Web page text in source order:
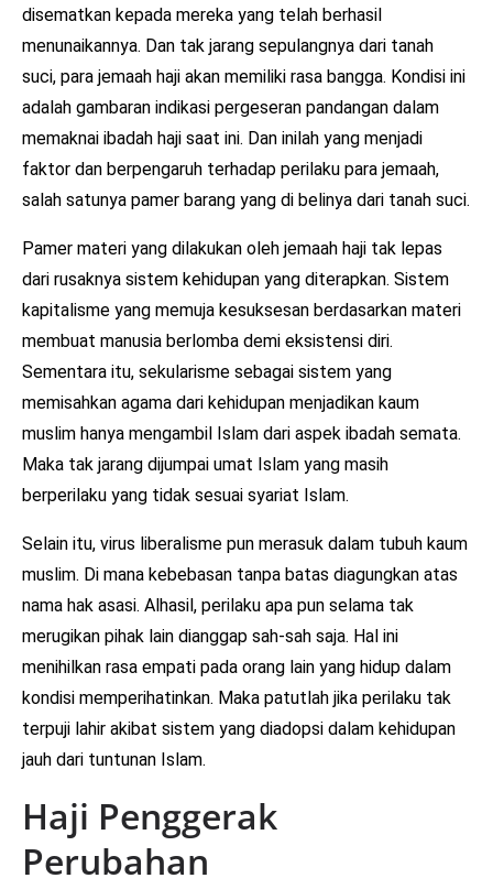
disematkan kepada mereka yang telah berhasil
menunaikannya. Dan tak jarang sepulangnya dari tanah
suci, para jemaah haji akan memiliki rasa bangga. Kondisi ini
adalah gambaran indikasi pergeseran pandangan dalam
memaknai ibadah haji saat ini. Dan inilah yang menjadi
faktor dan berpengaruh terhadap perilaku para jemaah,
salah satunya pamer barang yang di belinya dari tanah suci.
Pamer materi yang dilakukan oleh jemaah haji tak lepas
dari rusaknya sistem kehidupan yang diterapkan. Sistem
kapitalisme yang memuja kesuksesan berdasarkan materi
membuat manusia berlomba demi eksistensi diri.
Sementara itu, sekularisme sebagai sistem yang
memisahkan agama dari kehidupan menjadikan kaum
muslim hanya mengambil Islam dari aspek ibadah semata.
Maka tak jarang dijumpai umat Islam yang masih
berperilaku yang tidak sesuai syariat Islam.
Selain itu, virus liberalisme pun merasuk dalam tubuh kaum
muslim. Di mana kebebasan tanpa batas diagungkan atas
nama hak asasi. Alhasil, perilaku apa pun selama tak
merugikan pihak lain dianggap sah-sah saja. Hal ini
menihilkan rasa empati pada orang lain yang hidup dalam
kondisi memperihatinkan. Maka patutlah jika perilaku tak
terpuji lahir akibat sistem yang diadopsi dalam kehidupan
jauh dari tuntunan Islam.
Haji Penggerak
Perubahan